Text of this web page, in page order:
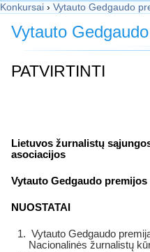
Konkursai › Vytauto Gedgaudo
Vytauto
PATVIRTINTI
Lietuvos žurnalistų
asociacijos
Vytauto Gedgaudo premijos
NUOSTATAI
Vytauto Gedgaudo
Nacionalinės žurnalistų